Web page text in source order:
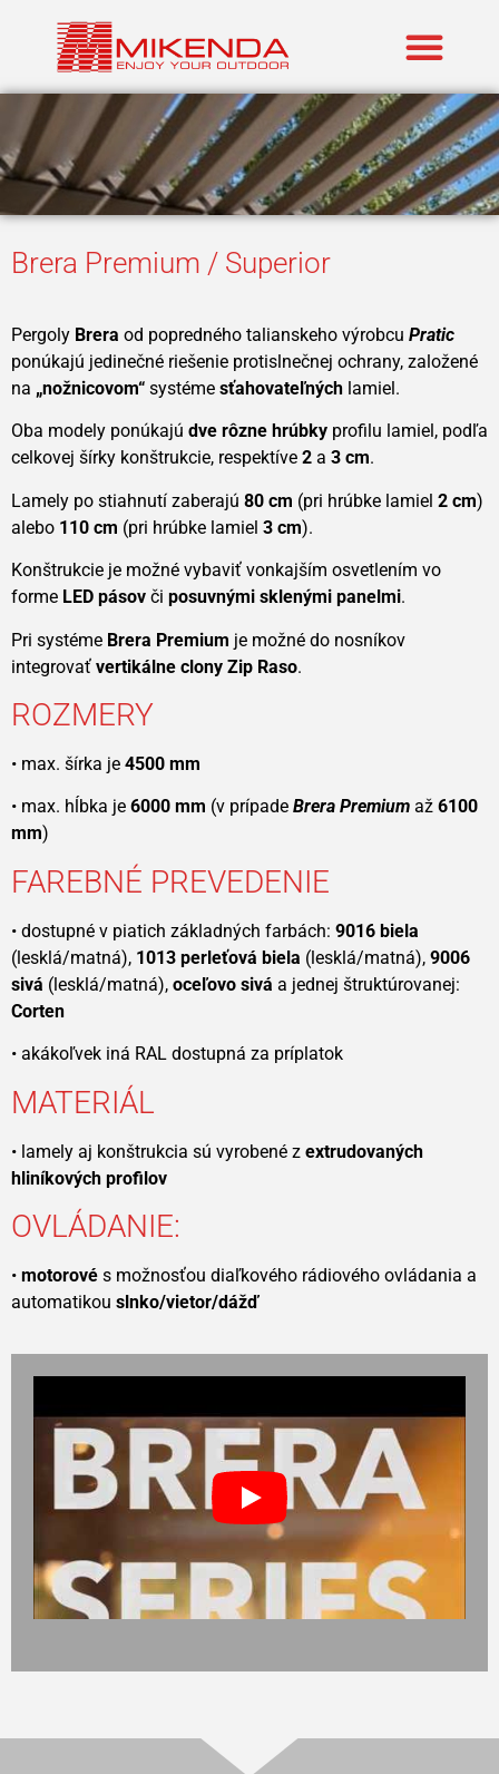
Brera Premium / Superior
Pergoly Brera od popredného talianskeho výrobcu Pratic
ponúkajú jedinečné riešenie protislnečnej ochrany, založené
na „nožnicovom“ systéme sťahovateľných lamiel.
Oba modely ponúkajú dve rôzne hrúbky profilu lamiel, podľa
celkovej šírky konštrukcie, respektíve 2 a 3 cm.
Lamely po stiahnutí zaberajú 80 cm (pri hrúbke lamiel 2 cm)
alebo 110 cm (pri hrúbke lamiel 3 cm).
Konštrukcie je možné vybaviť vonkajším osvetlením vo
forme LED pásov či posuvnými sklenými panelmi.
Pri systéme Brera Premium je možné do nosníkov
integrovať vertikálne clony Zip Raso.
ROZMERY
• max. šírka je 4500 mm
• max. hĺbka je 6000 mm (v prípade Brera Premium až 6100
mm)
FAREBNÉ PREVEDENIE
• dostupné v piatich základných farbách: 9016 biela
(lesklá/matná), 1013 perleťová biela (lesklá/matná), 9006
sivá (lesklá/matná), oceľovo sivá a jednej štruktúrovanej:
Corten
• akákoľvek iná RAL dostupná za príplatok
MATERIÁL
• lamely aj konštrukcia sú vyrobené z extrudovaných
hliníkových profilov
OVLÁDANIE:
• motorové s možnosťou diaľkového rádiového ovládania a
automatikou slnko/vietor/dážď